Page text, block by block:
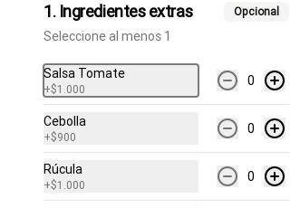
rúcula, jamón serrano, queso
$14.900
Tomaso 🌿
Salsa de tomate, mozzarella,
choclo, champiñones, albahaca y
aceite de oliva.
1. Ingredientes extras Opcional
Seleccione al menos 1
Salsa Tomate
+$1.000
0
Cebolla
+$900
0
Rúcula
+$1.000
0